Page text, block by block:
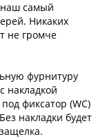
наш самый
Никаких
не громче
фурнитуру
накладкой
фиксатор (WC)
накладки будет